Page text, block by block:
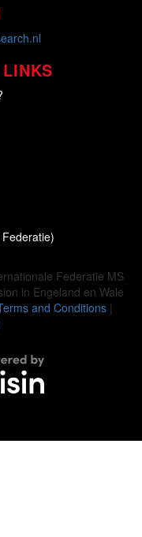
Federatie MS
in Engeland en Wale
and Conditions|